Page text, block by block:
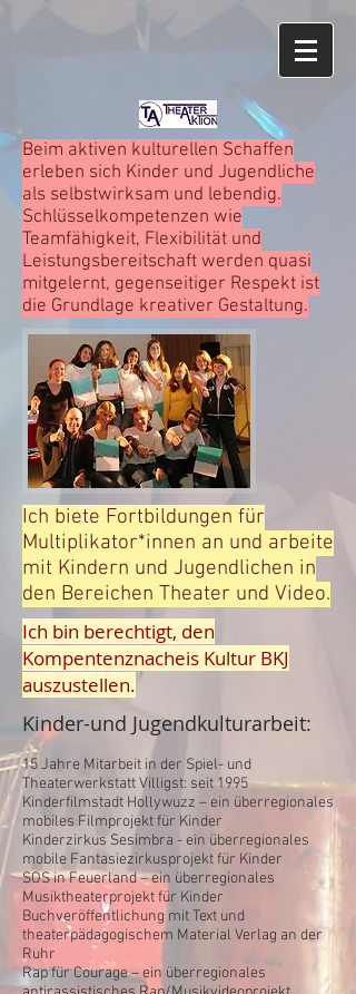
Kinder-und Jugendkulturarbeit:
15 Jahre Mitarbeit in der Spiel- und
Theaterwerkstatt Villigst: seit 1995
Kinderfilmstadt Hollywuzz – ein überregionales
mobiles Filmprojekt für Kinder
Kinderzirkus Sesimbra - ein überregionales
mobile Fantasiezirkusprojekt für Kinder
SOS in Feuerland – ein überregionales
Musiktheaterprojekt für Kinder
Buchveröffentlichung mit Text und
theaterpädagogischem Material Verlag an der
Ruhr
Rap für Courage – ein überregionales
Beim aktiven kulturellen Schaffen
erleben sich Kinder und Jugendliche
als selbstwirksam und lebendig.
Schlüsselkompetenzen wie
Teamfähigkeit, Flexibilität und
Leistungsbereitschaft werden quasi
mitgelernt, gegenseitiger Respekt ist
die Grundlage kreativer Gestaltung.
Ich biete Fortbildungen für
Multiplikator*innen an und arbeite
mit Kindern und Jugendlichen in
den Bereichen Theater und Video.
Ich bin berechtigt, den
Kompentenznacheis Kultur BKJ
auszustellen.